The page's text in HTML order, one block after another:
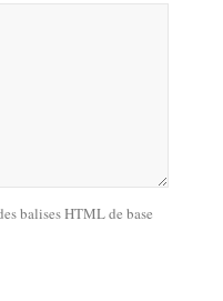
balises HTML de base